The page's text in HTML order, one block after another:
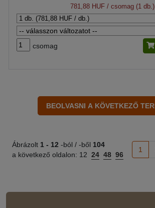
781,88 HUF / csomag (1 db.)
csomag
Ábrázolt 1 - 12 -ból / -ből 104
a következő oldalon: 12 24 48 96
1